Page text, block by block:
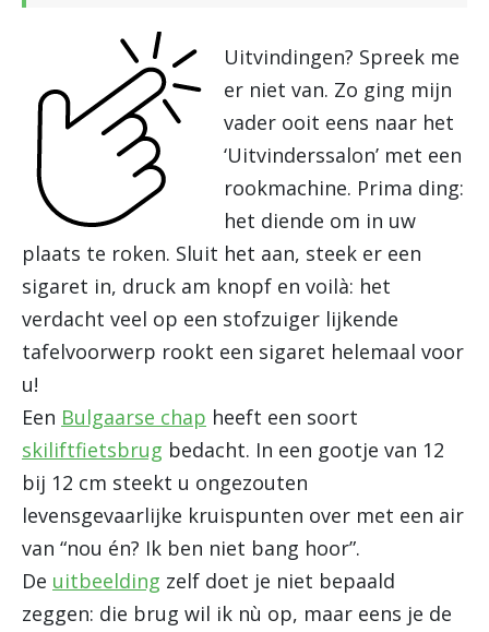
Uitvindingen? Spreek me
er niet van. Zo ging mijn
vader ooit eens naar het
‘Uitvinderssalon’ met een
rookmachine. Prima ding:
het diende om in uw
plaats te roken. Sluit het aan, steek er een
sigaret in, druck am knopf en voilà: het
verdacht veel op een stofzuiger lijkende
tafelvoorwerp rookt een sigaret helemaal voor
u!
Een Bulgaarse chap heeft een soort
skiliftfietsbrug bedacht. In een gootje van 12
bij 12 cm steekt u ongezouten
levensgevaarlijke kruispunten over met een air
van “nou én? Ik ben niet bang hoor”.
De uitbeelding zelf doet je niet bepaald
zeggen: die brug wil ik nù op, maar eens je de